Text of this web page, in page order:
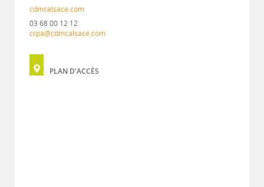
cdmcalsace.com
03 68 00 12 12
crpa@cdmcalsace.com
PLAN D'ACCÈS